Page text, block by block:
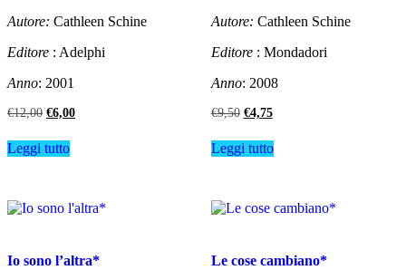
Autore: Cathleen Schine
Editore : Adelphi
Anno: 2001
€12,00 Il
originale
era:
€6,00Il
Leggi tutto
Autore: Cathleen Schine
Editore: Mondadori
Anno: 2008
€9,50 Il
originale
era:
€4,75Il
attuale
è:
Leggi tutto
Io sono l’altra* Le cose cambiano*